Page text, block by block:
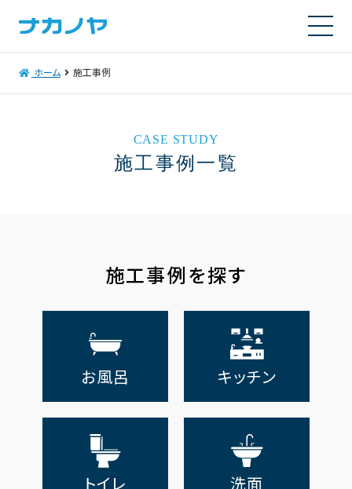
ホーム 施工事例
CASE STUDY
施工事例一覧
施工事例を探す
お風呂 キッチン
トイレ 洗面